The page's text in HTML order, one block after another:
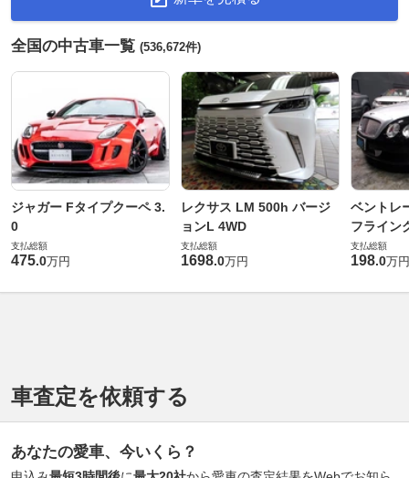
全国の中古車一覧 (536,672件)
ジャガー Fタイプクーペ 3.
0
支払総額
475.0万円
レクサス LM 500h バージ
ョンL 4WD
支払総額
1698.0万円
ベントレ
フライン
支払総額
198.0万円
車査定を依頼する
あなたの愛車、今いくら？